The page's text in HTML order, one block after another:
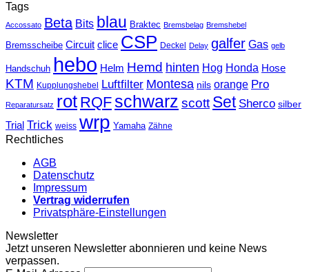
Tags
Accossato Beta Bits blau Braktec Bremsbelag Bremshebel
Bremsscheibe Circuit clice CSP Deckel Delay galfer Gas gelb
Handschuh hebo Helm Hemd hinten Hog Honda Hose
KTM Kupplungshebel Luftfilter Montesa nils orange Pro
Reparatursatz rot RQF schwarz scott Set Sherco silber
Trial Trick weiss wrp Yamaha Zähne
Rechtliches
AGB
Datenschutz
Impressum
Vertrag widerrufen
Privatsphäre-Einstellungen
Newsletter
Jetzt unseren Newsletter abonnieren und keine News
verpassen.